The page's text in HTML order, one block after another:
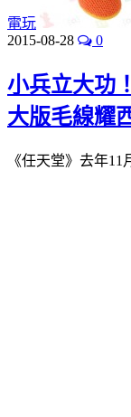
電玩
2015-08-28
0
小兵立大功
大版毛線耀
《任天堂》去年